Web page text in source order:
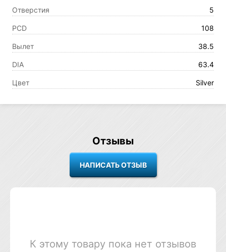
Отверстия 5
PCD 108
Вылет 38.5
DIA 63.4
Цвет Silver
Отзывы
К этому товару пока нет отзывов